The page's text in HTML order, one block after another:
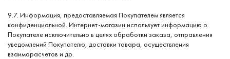
9.7. Информация, предоставляемая Покупателем является
конфиденциальной. Интернет-магазин использует информацию о
Покупателе исключительно в целях обработки заказа, отправления
уведомлений Покупателю, доставки товара, осуществления
взаиморасчетов и др.